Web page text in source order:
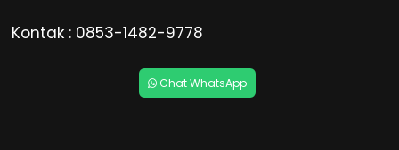
Kontak : 0853-1482-9778
Chat WhatsApp